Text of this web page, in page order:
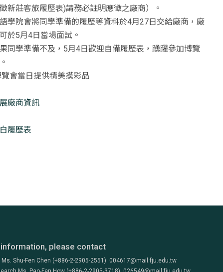
新莊客旅履歷表)請務必註明應徵之廠商）。
學院會將同學準備的履歷等資料於4月27日交給廠商， 廠
於5月4日當場面試。
同學準備不及，5月4日歡迎自備履歷表，踴躍參加博覽
覽會當日提供精美摸彩品
廠商資訊
履歷表
please contact
Shu-Fen Chen (+886-2-2905-2551) 004617@mail.fju.edu.tw